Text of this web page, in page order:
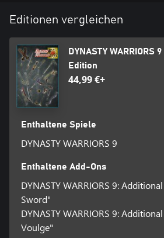
Editionen vergleichen
DYNASTY WARRIORS
Edition
44,99 €+
Enthaltene Spiele
DYNASTY WARRIORS 9
Enthaltene Add-Ons
DYNASTY WARRIORS 9:
Sword"
DYNASTY WARRIORS 9:
Voulge"